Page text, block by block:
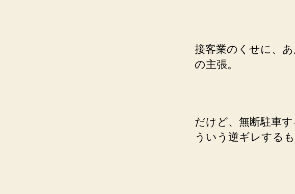
接客業のくせに、
の主張。
だけど、無断駐車
ういう逆ギレする